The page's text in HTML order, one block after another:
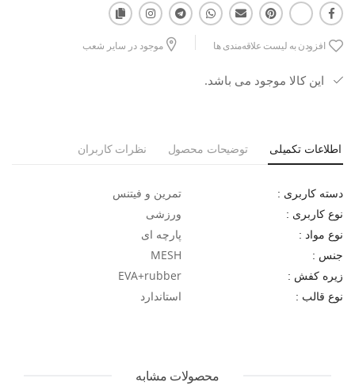
طراحی ارگونومیک و قالب استاندارد
افزودن به لیست علاقه‌مندی ها موجود در سایر شعب
این کالا موجود می باشد.
اطلاعات تکمیلی توضیحات محصول نظرات کاربران
دسته کاربری : تمرین و فیتنس
نوع کاربری : ورزشی
نوع مواد : پارچه ای
جنس : MESH
زیره کفش : EVA+rubber
نوع قالب : استاندارد
محصولات مشابه